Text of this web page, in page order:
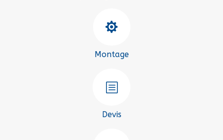

Montage
b
Devis